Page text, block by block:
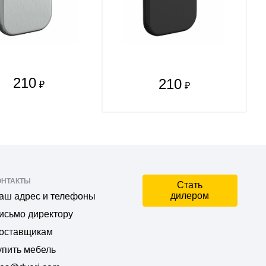
210 ₽ 210 ₽
адрес и телефоны
директору
мебель
Стать
дилером